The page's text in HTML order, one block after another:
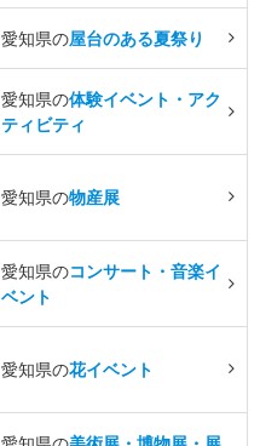
愛知県の屋台のある夏祭り
愛知県の体験イベント・アク
ティビティ
愛知県の物産展
愛知県のコンサート・音楽イ
ベント
愛知県の花イベント